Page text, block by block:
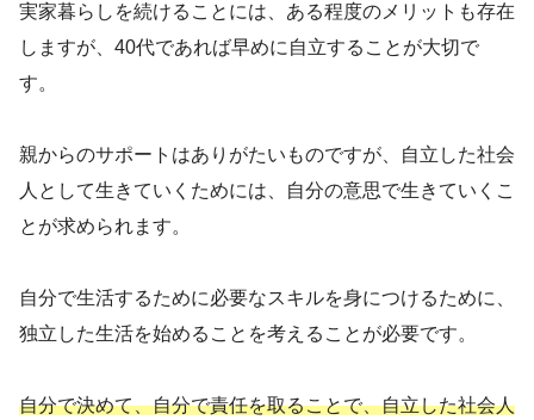
実家暮らしを続けることには、ある程度のメリットも存在
しますが、40代であれば早めに自立することが大切で
す。
親からのサポートはありがたいものですが、自立した社会
人として生きていくためには、自分の意思で生きていくこ
とが求められます。
自分で生活するために必要なスキルを身につけるために、
独立した生活を始めることを考えることが必要です。
自分で決めて、自分で責任を取ることで、自立した社会人